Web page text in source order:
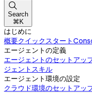

Search
⌘K
はじめに
概要クイックスタート
エージェントの定義
エージェントのセットアッ
ジェントスキル
エージェント環境の設定
クラウド環境のセットアッ